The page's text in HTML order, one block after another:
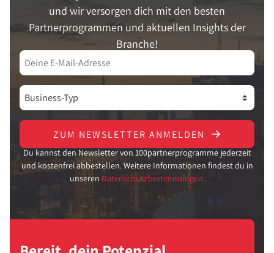
und wir versorgen dich mit den besten
Partnerprogrammen und aktuellen Insights der
Branche!
ZUM NEWSLETTER ANMELDEN
Du kannst den Newsletter von 100partnerprogramme jederzeit
und kostenfrei abbestellen. Weitere Informationen findest du in
unseren Datenschutzbestimmungen.